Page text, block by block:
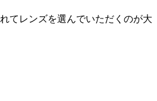
てレンズを選んでいただくのが大